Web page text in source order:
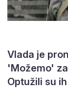
Vlada je
'Možemo'
Optužili su